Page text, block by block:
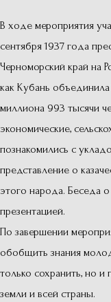
В ходе мероприятия
сентября 1937 года
Черноморский край на
как Кубань
миллиона 993 тысячи
экономические,
познакомились с
представление о
этого народа. Беседа
презентацией.
По завершении
обобщить знания
только сохранить, но
земли и всей страны.